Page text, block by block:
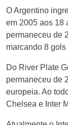
O Argentino
em 2005 aos 18
permaneceu de
marcando 8
Do River Plate
permaneceu de
europeia. Ao
Chelsea e Inter